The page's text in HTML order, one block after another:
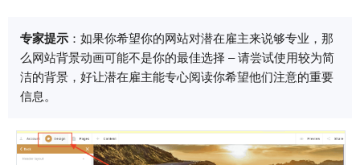
专家提示 ：如果你希望你的网站对潜在雇主来说够专业，那
么网站背景动画可能不是你的最佳选择 – 请尝试使用较为简
洁的背景，好让潜在雇主能专心阅读你希望他们注意的重要
信息。